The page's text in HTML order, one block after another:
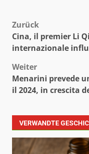
Zurück
Cina, il premier Li
internazionale
Weiter
Menarini prevede
il 2024, in crescita
VERWANDTE